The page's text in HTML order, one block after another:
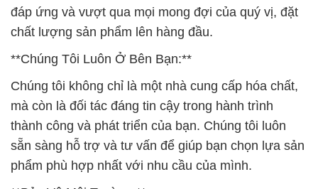
đáp ứng và vượt qua mọi mong đợi của quý vị, đặt
chất lượng sản phẩm lên hàng đầu.
**Chúng Tôi Luôn Ở Bên Bạn:**
Chúng tôi không chỉ là một nhà cung cấp hóa chất,
mà còn là đối tác đáng tin cậy trong hành trình
thành công và phát triển của bạn. Chúng tôi luôn
sẵn sàng hỗ trợ và tư vấn để giúp bạn chọn lựa sản
phẩm phù hợp nhất với nhu cầu của mình.